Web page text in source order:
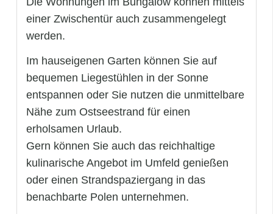
einer Zwischentür auch zusammengelegt
werden.
Im hauseigenen Garten können Sie auf
bequemen Liegestühlen in der Sonne
entspannen oder Sie nutzen die unmittelbare
Nähe zum Ostseestrand für einen
erholsamen Urlaub.
Gern können Sie auch das reichhaltige
kulinarische Angebot im Umfeld genießen
oder einen Strandspaziergang in das
benachbarte Polen unternehmen.